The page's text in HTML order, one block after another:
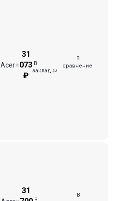
Acer✖
31
073
₽
В
закладки
В
сравнение
31
В
В